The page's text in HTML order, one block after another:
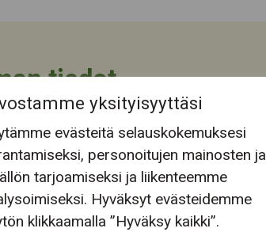
yksityisyyttäsi
evästeitä selauskokemuksesi
personoitujen mainosten ja
tarjoamiseksi ja liikenteemme
Hyväksyt evästeidemme
klikkaamalla ”Hyväksy kaikki”.
tiedot